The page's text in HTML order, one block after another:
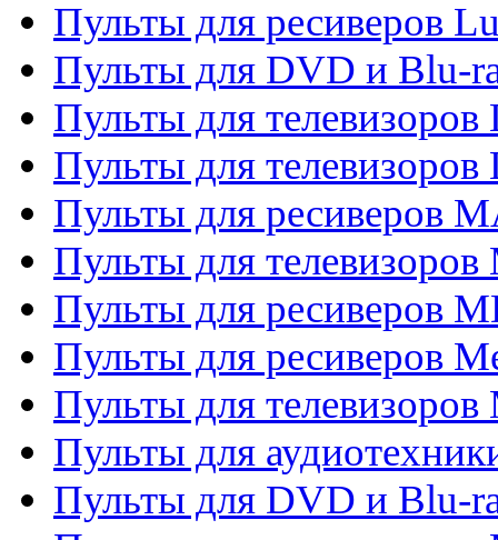
Пульты для ресиверов
Пульты для DVD и Blu-
Пульты для телевизоров
Пульты для телевизоров
Пульты для ресиверов
Пульты для телевизоров
Пульты для ресиверов
Пульты для ресиверов
Пульты для телевизоров
Пульты для
Пульты для DVD и Blu-